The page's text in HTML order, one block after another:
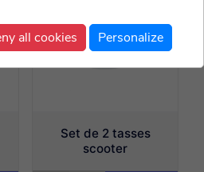
Set de 2 tasses
scooter
all cookies Personalize